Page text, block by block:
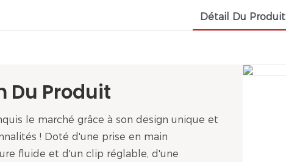
Détail Du Produit
Du Produit
le marché grâce à son design unique et
! Doté d'une prise en main
fluide et d'un clip réglable, d'une